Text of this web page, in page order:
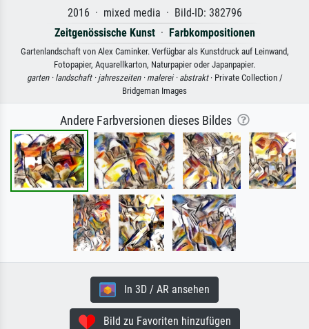
2016 · mixed media · Bild-ID: 382796
Zeitgenössische Kunst· Farbkompositionen
Gartenlandschaft von Alex Caminker. Verfügbar als Kunstdruck auf Leinwand,
Fotopapier, Aquarellkarton, Naturpapier oder Japanpapier.
garten · landschaft · jahreszeiten · malerei · abstrakt· Private Collection /
Bridgeman Images
Andere Farbversionen dieses Bildes
In 3D / AR ansehen
Bild zu Favoriten hinzufügen